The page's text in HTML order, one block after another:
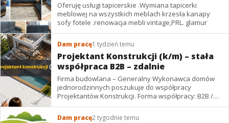
Oferuję usługi tapicerskie .Wymiana tapicerki
meblowej na wszystkich meblach krzesła kanapy
sofy fotele .renowacja mebli vintage,PRL. glamur
Dam pracę1 tydzień temu
Projektant Konstrukcji (k/m) – stała
współpraca B2B – zdalnie
Firma budowlana – Generalny Wykonawca domów
jednorodzinnych poszukuje do współpracy
Projektantów Konstrukcji. Forma współpracy: B2B /
podwykonawstwo – zdalnie. Wynagrodzenie: ✔
Stawki...
Dam pracę2 tygodnie temu